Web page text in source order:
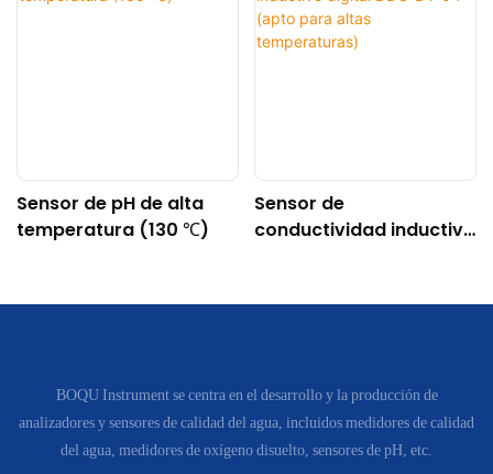
Sensor de pH de alta
temperatura (130 ℃)
Sensor de
conductividad inductivo
temperaturas)
BOQU Instrument se centra en el desarrollo y la producción de
analizadores y sensores de calidad del agua, incluidos medidores de calidad
del agua, medidores de oxígeno disuelto, sensores de pH, etc.